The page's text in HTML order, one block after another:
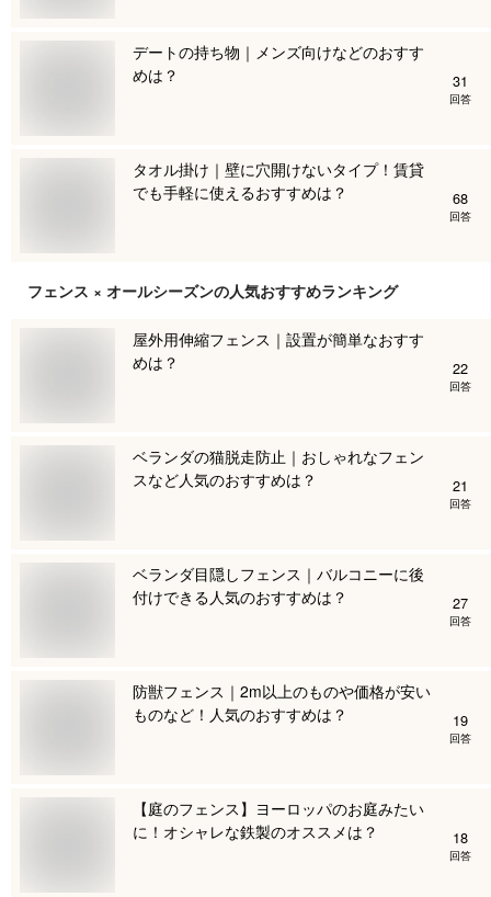
デートの持ち物｜メンズ向けなどのおすす
めは？
31
回答
タオル掛け｜壁に穴開けないタイプ！賃貸
でも手軽に使えるおすすめは？
68
回答
フェンス × オールシーズンの人気おすすめランキング
屋外用伸縮フェンス｜設置が簡単なおすす
めは？
22
回答
ベランダの猫脱走防止｜おしゃれなフェン
スなど人気のおすすめは？
21
回答
ベランダ目隠しフェンス｜バルコニーに後
付けできる人気のおすすめは？
27
回答
防獣フェンス｜2m以上のものや価格が安い
ものなど！人気のおすすめは？
19
回答
【庭のフェンス】ヨーロッパのお庭みたい
に！オシャレな鉄製のオススメは？
18
回答